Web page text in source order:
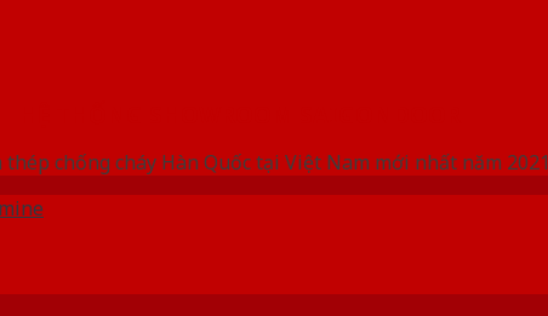
thép chống cháy Hàn Quốc tại Việt Nam mới nhất năm 2021